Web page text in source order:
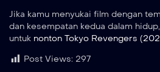
Jika kamu menyukai film dengan
dan kesempatan kedua dalam
untuk nonton Tokyo Revengers
Post Views: 297